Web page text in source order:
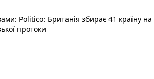
Politico: Британія збирає 41 країну на
протоки